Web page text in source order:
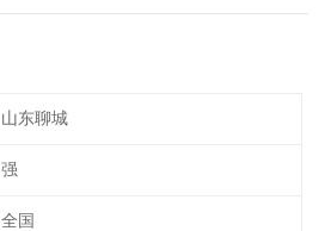
山东聊城
强
全国